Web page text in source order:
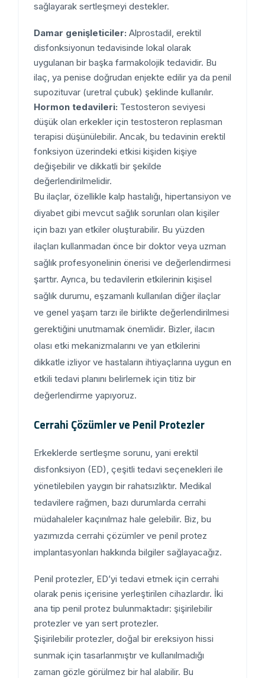
sağlayarak sertleşmeyi destekler.
Damar genişleticiler: Alprostadil, erektil
disfonksiyonun tedavisinde lokal olarak
uygulanan bir başka farmakolojik tedavidir. Bu
ilaç, ya penise doğrudan enjekte edilir ya da penil
supozituvar (uretral çubuk) şeklinde kullanılır.
Hormon tedavileri: Testosteron seviyesi
düşük olan erkekler için testosteron replasman
terapisi düşünülebilir. Ancak, bu tedavinin erektil
fonksiyon üzerindeki etkisi kişiden kişiye
değişebilir ve dikkatli bir şekilde
değerlendirilmelidir.
Bu ilaçlar, özellikle kalp hastalığı, hipertansiyon ve
diyabet gibi mevcut sağlık sorunları olan kişiler
için bazı yan etkiler oluşturabilir. Bu yüzden
ilaçları kullanmadan önce bir doktor veya uzman
sağlık profesyonelinin önerisi ve değerlendirmesi
şarttır. Ayrıca, bu tedavilerin etkilerinin kişisel
sağlık durumu, eşzamanlı kullanılan diğer ilaçlar
ve genel yaşam tarzı ile birlikte değerlendirilmesi
gerektiğini unutmamak önemlidir. Bizler, ilacın
olası etki mekanizmalarını ve yan etkilerini
dikkatle izliyor ve hastaların ihtiyaçlarına uygun en
etkili tedavi planını belirlemek için titiz bir
değerlendirme yapıyoruz.
Cerrahi Çözümler ve Penil Protezler
Erkeklerde sertleşme sorunu, yani erektil
disfonksiyon (ED), çeşitli tedavi seçenekleri ile
yönetilebilen yaygın bir rahatsızlıktır. Medikal
tedavilere rağmen, bazı durumlarda cerrahi
müdahaleler kaçınılmaz hale gelebilir. Biz, bu
yazımızda cerrahi çözümler ve penil protez
implantasyonları hakkında bilgiler sağlayacağız.
Penil protezler, ED’yi tedavi etmek için cerrahi
olarak penis içerisine yerleştirilen cihazlardır. İki
ana tip penil protez bulunmaktadır: şişirilebilir
protezler ve yarı sert protezler.
Şişirilebilir protezler, doğal bir ereksiyon hissi
sunmak için tasarlanmıştır ve kullanılmadığı
zaman gözle görülmez bir hal alabilir. Bu